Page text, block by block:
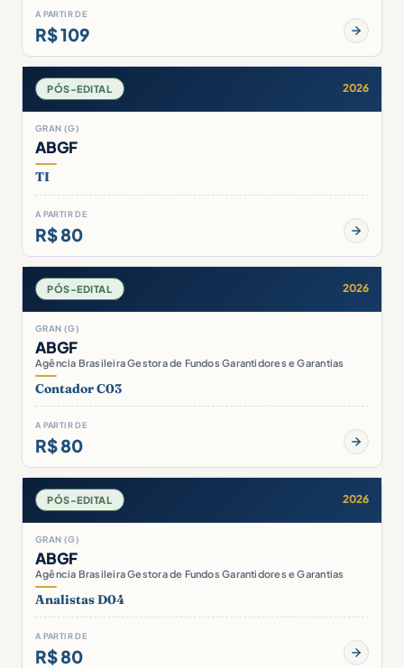
A PARTIR DE
R$ 109
PÓS-EDITAL 2026
GRAN (G)
ABGF
TI
A PARTIR DE
R$ 80
PÓS-EDITAL 2026
GRAN (G)
ABGF
Agência Brasileira Gestora de Fundos Garantidores e Garantias
Contador C03
A PARTIR DE
R$ 80
PÓS-EDITAL 2026
GRAN (G)
ABGF
Agência Brasileira Gestora de Fundos Garantidores e Garantias
Analistas D04
A PARTIR DE
R$ 80